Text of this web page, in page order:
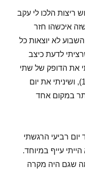
מנוחה
מקצועי
ריצות הלכו לי עקב
איכשהו חזר
לא יוצאות כל
לדעת כיצב
את הדופק של שתי
הריצות השבועיות (למקסימום של 150), ושיניתי את יום
במקום אחד
רביעי הרגשתי
עייף במיוחד.
שגם היה מקרה